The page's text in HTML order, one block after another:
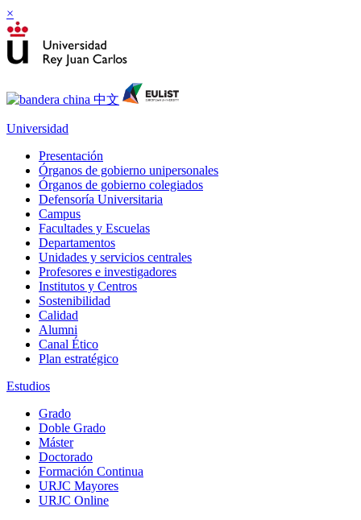
×
Universidad
Presentación
Órganos de gobierno unipersonales
Órganos de gobierno colegiados
Defensoría Universitaria
Campus
Facultades y Escuelas
Departamentos
Unidades y servicios centrales
Profesores e investigadores
Institutos y Centros
Sostenibilidad
Calidad
Alumni
Canal Ético
Plan estratégico
Estudios
Grado
Doble Grado
Máster
Doctorado
Formación Continua
URJC Mayores
URJC Online